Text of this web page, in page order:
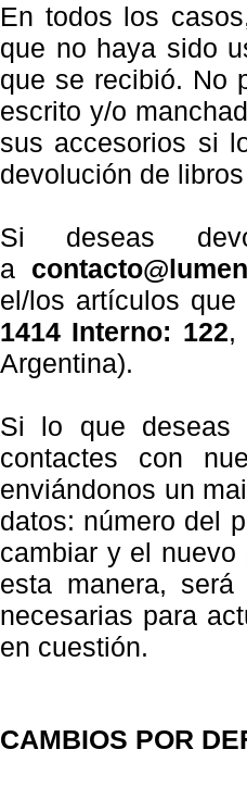
En todos los
que no haya sido
que se recibió. No
escrito y/o
sus accesorios si
devolución de
Si deseas
a
el/los artículos
1414 Interno: 122,
Argentina).
Si lo que deseas
contactes con
enviándonos un
datos: número del
cambiar y el
esta manera,
necesarias para
en cuestión.
CAMBIOS POR